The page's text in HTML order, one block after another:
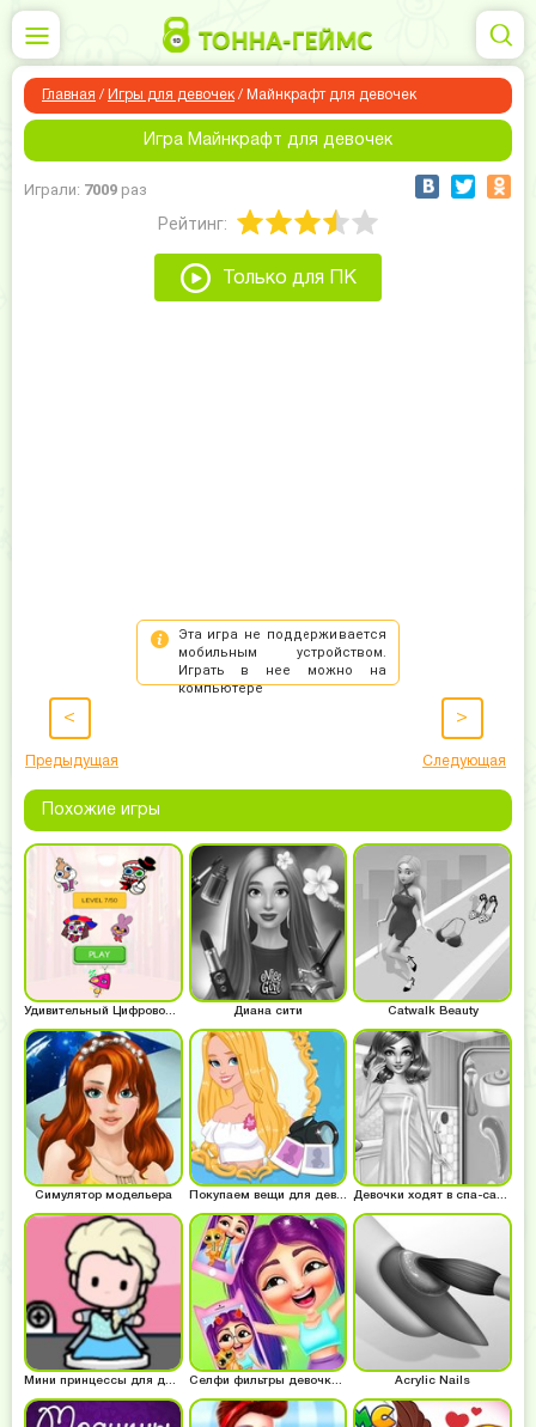
Главная / Игры для девочек / Майнкрафт для девочек
Игра Майнкрафт для девочек
Играли: 7009 раз
Рейтинг:
Только для ПК
<
Предыдущая
>
Следующая
Похожие игры
Диана сити Catwalk Beauty
Симулятор модельера Покупаем вещи для девочек Девочки ходят в спа-салон
Мини принцессы для девочек Селфи фильтры девочкам Acrylic Nails